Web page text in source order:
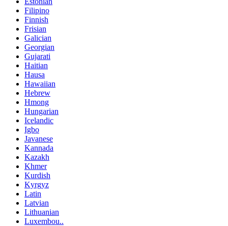
Filipino
Finnish
Frisian
Galician
Georgian
Gujarati
Haitian
Hausa
Hawaiian
Hebrew
Hmong
Hungarian
Icelandic
Igbo
Javanese
Kannada
Kazakh
Khmer
Kurdish
Kyrgyz
Latin
Latvian
Lithuanian
Luxembou..